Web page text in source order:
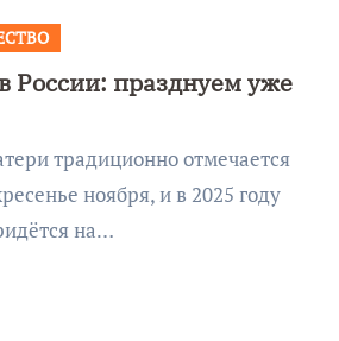
России: празднуем уже
ноября, и в 2025 году
на…